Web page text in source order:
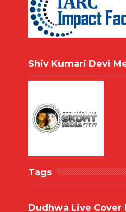
Shiv Kumari Devi
Tags
Dudhwa Live Cover